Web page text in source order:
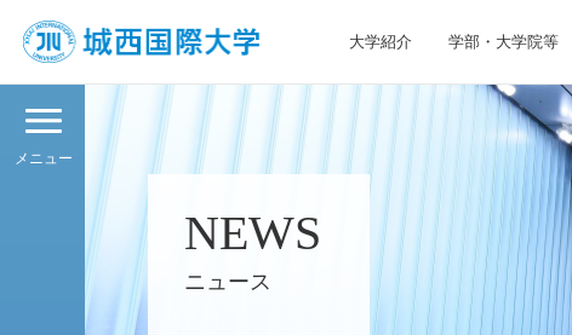
大学紹介 学部・大学院等
メニュー
NEWS
ニュース